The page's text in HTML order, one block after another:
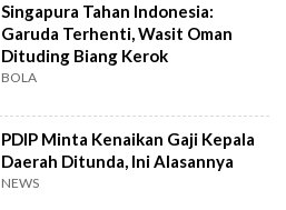
Singapura Tahan Indonesia:
Garuda Terhenti, Wasit Oman
Dituding Biang Kerok
BOLA
PDIP Minta Kenaikan Gaji Kepala
Daerah Ditunda, Ini Alasannya
NEWS